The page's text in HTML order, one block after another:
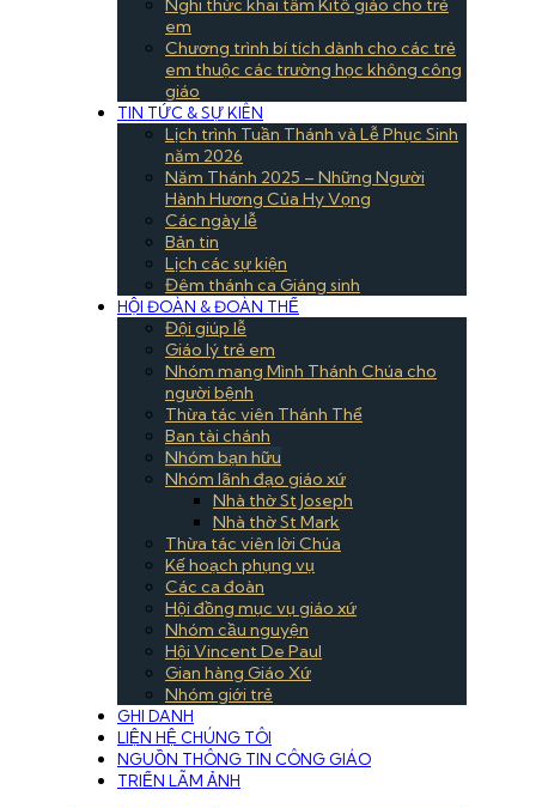
Nghi thức khai tâm Kitô giáo cho trẻ
em
Chương trình bí tích dành cho các trẻ
em thuộc các trường học không công
giáo
TIN TỨC & SỰ KIÊN
Lịch trình Tuần Thánh và Lễ Phục Sinh
năm 2026
Năm Thánh 2025 – Những Người
Hành Hương Của Hy Vọng
Các ngày lễ
Bản tin
Lịch các sự kiện
Đêm thánh ca Giáng sinh
HỘI ĐOÀN & ĐOÀN THỂ
Đội giúp lễ
Giáo lý trẻ em
Nhóm mang Mình Thánh Chúa cho
người bệnh
Thừa tác viên Thánh Thể
Ban tài chánh
Nhóm bạn hữu
Nhóm lãnh đạo giáo xứ
Nhà thờ St Joseph
Nhà thờ St Mark
Thừa tác viên lời Chúa
Kế hoạch phụng vụ
Các ca đoàn
Hội đồng mục vụ giáo xứ
Nhóm cầu nguyện
Hội Vincent De Paul
Gian hàng Giáo Xứ
Nhóm giới trẻ
GHI DANH
LIỆN HỆ CHÚNG TÔI
NGUỒN THÔNG TIN CÔNG GIÁO
TRIỂN LÃM ẢNH